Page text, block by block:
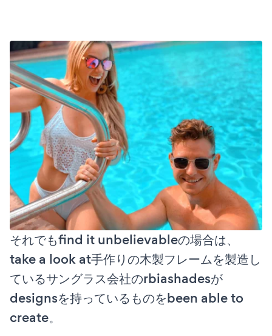
それでもfind it unbelievableの場合は、
take a look at手作りの木製フレームを製造し
ているサングラス会社のrbiashadesが
designsを持っているものをbeen able to
create。